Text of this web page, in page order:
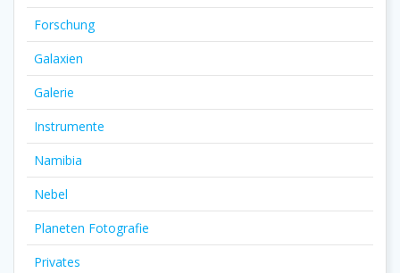
Forschung
Galaxien
Galerie
Instrumente
Namibia
Nebel
Planeten Fotografie
Privates